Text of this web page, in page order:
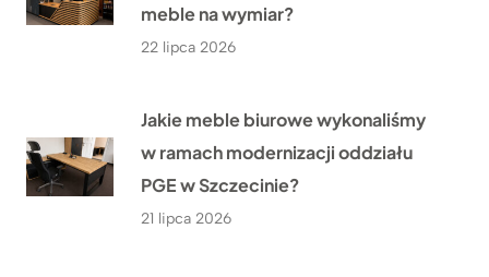
meble na wymiar?
22 lipca 2026
Jakie meble biurowe wykonaliśmy
w ramach modernizacji oddziału
PGE w Szczecinie?
21 lipca 2026